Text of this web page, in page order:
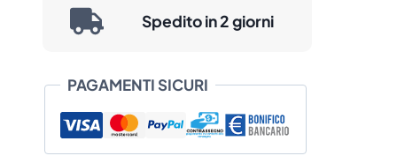
Spedito in 2 giorni
PAGAMENTI SICURI